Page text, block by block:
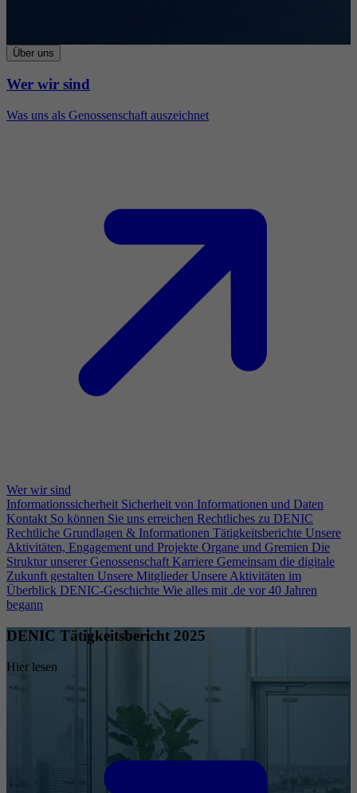
Über uns
Wer wir sind
Was uns als Genossenschaft auszeichnet
Wer wir sind
Informationssicherheit Sicherheit von Informationen und Daten
Kontakt So können Sie uns erreichen Rechtliches zu DENIC
Rechtliche Grundlagen & Informationen Tätigkeitsberichte Unsere
Aktivitäten, Engagement und Projekte Organe und Gremien Die
Struktur unserer Genossenschaft Karriere Gemeinsam die digitale
Zukunft gestalten Unsere Mitglieder Unsere Aktivitäten im
Überblick DENIC-Geschichte Wie alles mit .de vor 40 Jahren
begann
DENIC Tätigkeitsbericht 2025
Hier lesen